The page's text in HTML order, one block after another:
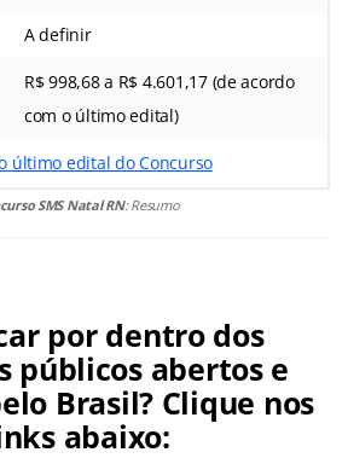
A definir
R$ 998,68 a R$ 4.601,17 (de acordo
com o último edital)
último edital do Concurso
SMS Natal RN: Resumo
por dentro dos
públicos abertos e
Brasil? Clique nos
abaixo: